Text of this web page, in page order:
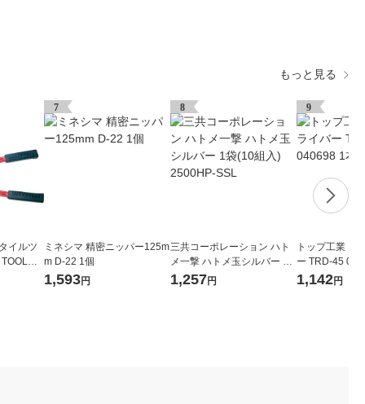
もっと見る
イルツ
）
GK-1
7
ミネシマ 精密ニッパー125m
m D-22 1個
1,593円
8
三共コーポレーション ハト
メ一撃 ハトメ玉シルバー 1
袋(10組入) 2500HP-SSL
1,257円
9
トップ工業 コ
ー TRD-45
1,142円